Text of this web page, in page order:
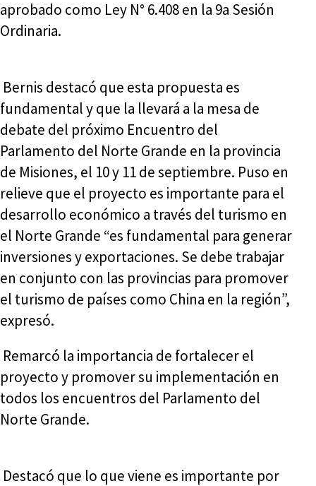
aprobado como Ley N° 6.408 en la 9a Sesión
Ordinaria.
Bernis destacó que esta propuesta es
fundamental y que la llevará a la mesa de
debate del próximo Encuentro del
Parlamento del Norte Grande en la provincia
de Misiones, el 10 y 11 de septiembre. Puso en
relieve que el proyecto es importante para el
desarrollo económico a través del turismo en
el Norte Grande “es fundamental para generar
inversiones y exportaciones. Se debe trabajar
en conjunto con las provincias para promover
el turismo de países como China en la región”,
expresó.
Remarcó la importancia de fortalecer el
proyecto y promover su implementación en
todos los encuentros del Parlamento del
Norte Grande.
Destacó que lo que viene es importante por